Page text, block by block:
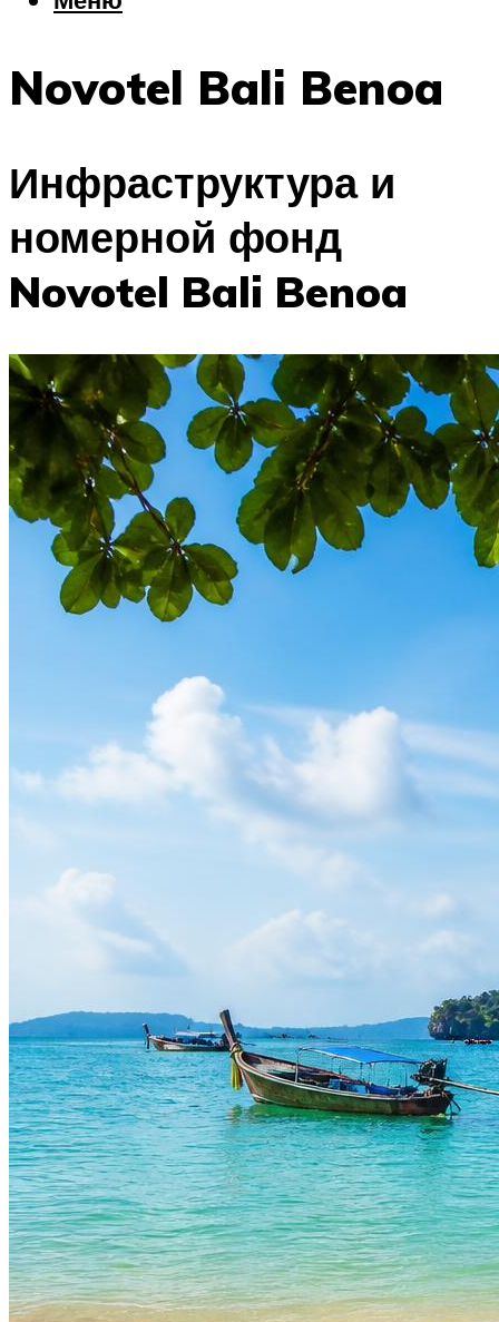
Шоппинг
Меню
Novotel Bali Benoa
Инфраструктура и
номерной фонд
Novotel Bali Benoa